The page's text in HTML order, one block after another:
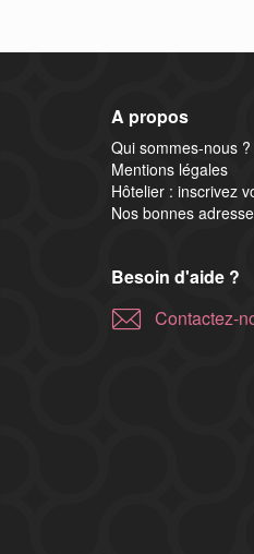
A propos
Qui sommes-nous ?
Mentions légales
Hôtelier : inscrivez
Nos bonnes
Besoin d'aide ?
Contactez-